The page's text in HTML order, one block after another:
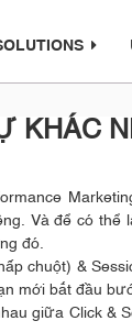
KHÁC
Và để có
đó.
chuột) &
mới bắt đầu
giữa Click &